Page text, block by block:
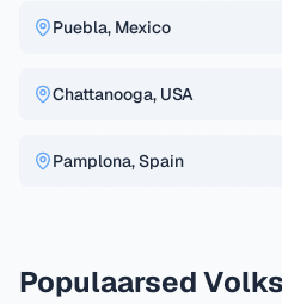
Puebla, Mexico
Chattanooga, USA
Pamplona, Spain
Populaarsed